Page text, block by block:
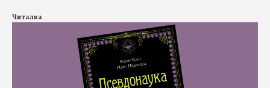
Читалка